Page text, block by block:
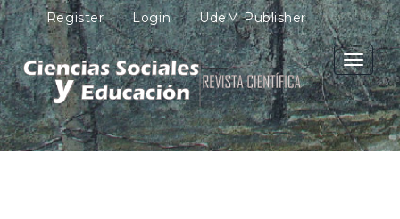
M
a
i
n
N
a
v
i
g
Register Login UdeM Publisher
Toggle